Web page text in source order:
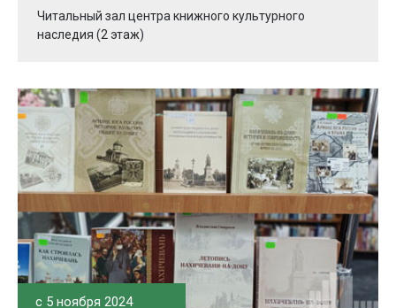
Читальный зал центра книжного культурного
наследия (2 этаж)
c 5 ноября 2024